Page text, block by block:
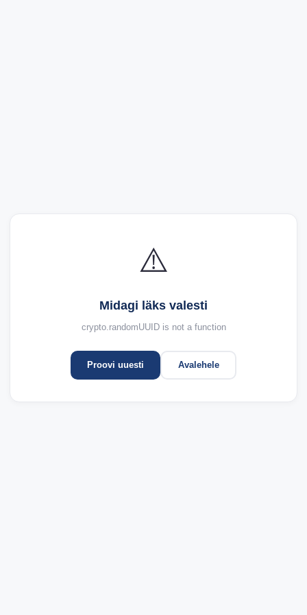
⚠️
Midagi läks valesti
crypto.randomUUID is not a function
Proovi uuesti Avalehele